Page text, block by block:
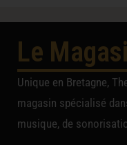
Le
Unique en Bretagne,
magasin spécialisé
musique, de